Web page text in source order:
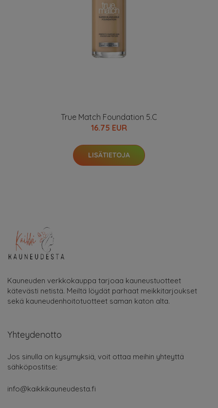
True Match Foundation 5.C
16.75 EUR
LISÄTIETOJA
Kauneuden verkkokauppa tarjoaa kauneustuotteet
kätevästi netistä. Meiltä löydät parhaat meikkitarjoukset
sekä kauneudenhoitotuotteet saman katon alta.
Yhteydenotto
Jos sinulla on kysymyksiä, voit ottaa meihin yhteyttä
sähköpostitse:
info@kaikkikauneudesta.fi